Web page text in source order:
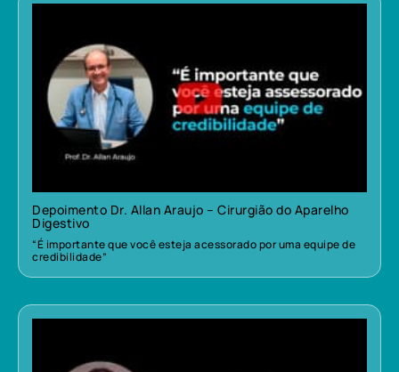
Depoimento Dr. Allan Araujo – Cirurgião do Aparelho
Digestivo
“É importante que você esteja acessorado por uma equipe de
credibilidade”